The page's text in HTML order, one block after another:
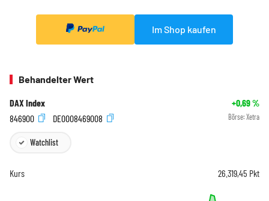
Im Shop kaufen
Behandelter Wert
DAX Index +0,69%
846900
DE0008469008 Börse: Xetra
Watchlist
Kurs 26.319,45 Pkt